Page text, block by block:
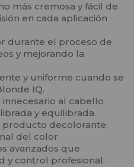
más cremosa y fácil de
en cada aplicación
durante el proceso de
y mejorando la
y uniforme cuando se
IQ.
al cabello
y equilibrada.
decolorante,
del color.
avanzados que
y control profesional.